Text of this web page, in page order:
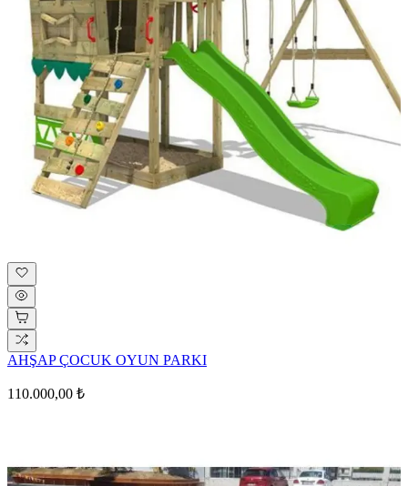
AHŞAP ÇOCUK OYUN PARKI
110.000,00 ₺